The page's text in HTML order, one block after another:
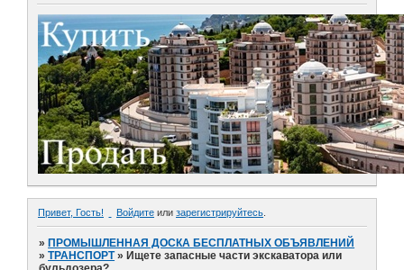
Привет, Гость! Войдите или зарегистрируйтесь
»ПРОМЫШЛЕННАЯ ДОСКА БЕСПЛАТНЫХ ОБЪЯВЛЕНИЙ
»ТРАНСПОРТ »Ищете запасные части экскаватора или